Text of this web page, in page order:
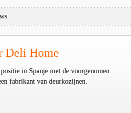
Deli Home
in Spanje met de voorgenomen
fabrikant van deurkozijnen.